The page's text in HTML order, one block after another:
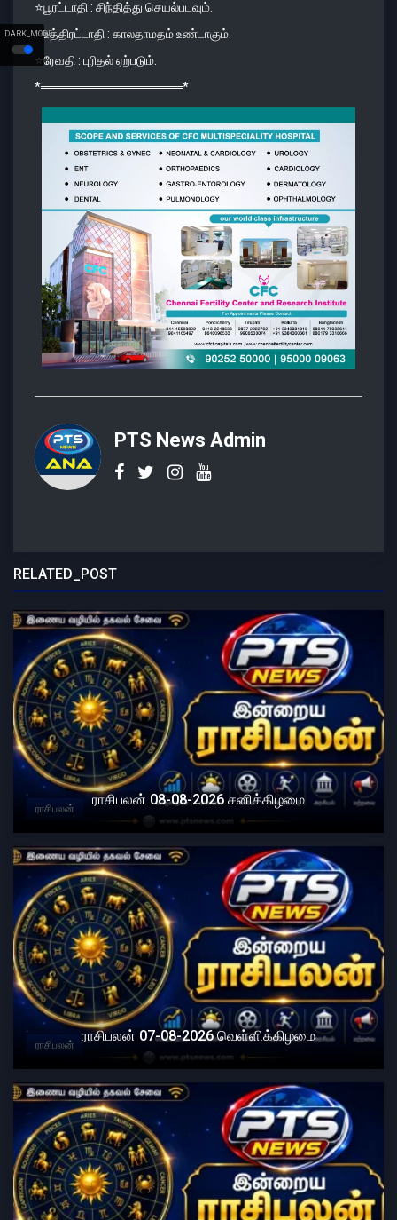
DARK_MODE
⭐️பூரட்டாதி : சிந்தித்து செயல்படவும்.
⭐️உத்திரட்டாதி : காலதாமதம் உண்டாகும்.
⭐️ரேவதி : புரிதல் ஏற்படும்.
*════════════════*
PTS News Admin
RELATED_POST
ராசிபலன்
ராசிபலன் 08-08-2026 சனிக்கிழமை
ராசிபலன்
ராசிபலன் 07-08-2026 வெள்ளிக்கிழமை